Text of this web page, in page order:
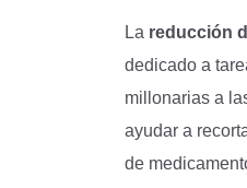
La reducción
dedicado a
millonarias a
ayudar a
de